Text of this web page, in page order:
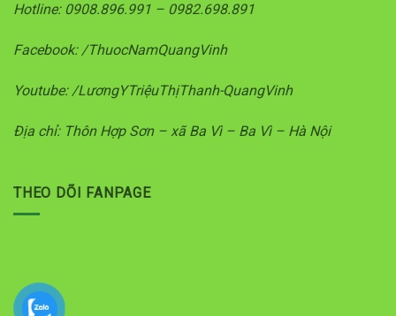
Hotline: 0908.896.991 – 0982.698.891
Facebook: /ThuocNamQuangVinh
Youtube: /LươngYTriệuThịThanh-QuangVinh
Địa chỉ: Thôn Hợp Sơn – xã Ba Vì – Ba Vì – Hà Nội
THEO DÕI FANPAGE